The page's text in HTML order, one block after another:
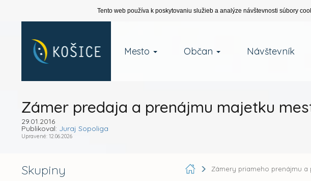
Tento web používa k poskytovaniu služieb a analýze návštevnosti súbory
Mesto Občan Návštevník
Zámer predaja a prenájmu majetku
29.01.2016
Publikoval: Juraj Sopoliga
Upravené: 12.06.2026
Skupiny Zámery priameho prenájmu a